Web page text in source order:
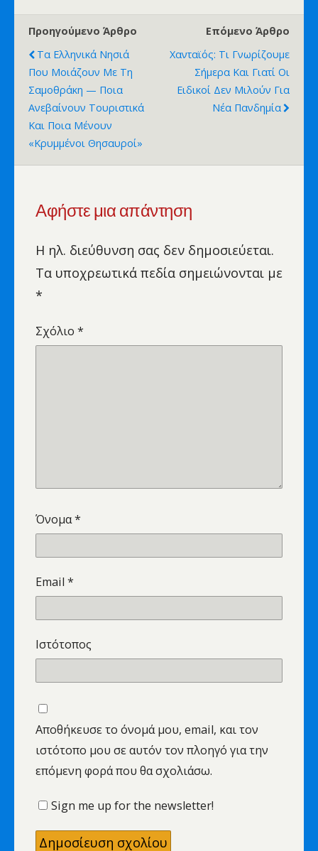
Προηγούμενο Άρθρο
Τα Ελληνικά Νησιά
Που Μοιάζουν Με Τη
Σαμοθράκη — Ποια
Ανεβαίνουν Τουριστικά
Και Ποια Μένουν
«κρυμμένοι Θησαυροί»
Επόμενο Άρθρο
Χανταϊός: Τι Γνωρίζουμε
Σήμερα Και Γιατί Οι
Ειδικοί Δεν Μιλούν Για
Νέα Πανδημία
Αφήστε μια απάντηση
Η ηλ. διεύθυνση σας δεν δημοσιεύεται.
Τα υποχρεωτικά πεδία σημειώνονται με
*
Σχόλιο *
Όνομα*
Email *
Ιστότοπος
Αποθήκευσε το όνομά μου, email, και τον
ιστότοπο μου σε αυτόν τον πλοηγό για την
επόμενη φορά που θα σχολιάσω.
Sign me up for the newsletter!